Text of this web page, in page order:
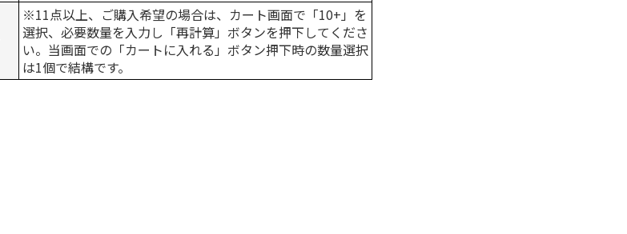
※11点以上、ご購入希望の場合は、カート画面で「10+」を
選択、必要数量を入力し「再計算」ボタンを押下してくださ
い。当画面での「カートに入れる」ボタン押下時の数量選択
は1個で結構です。